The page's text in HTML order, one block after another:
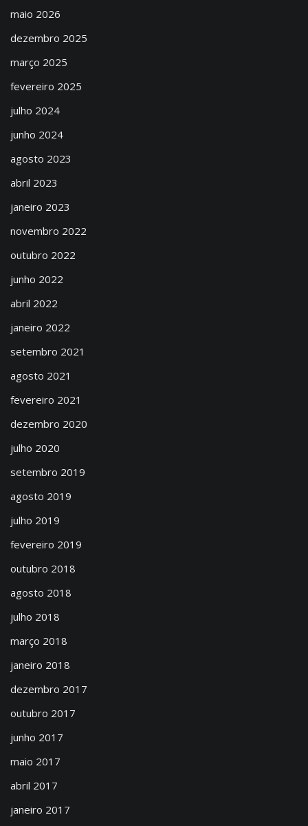
maio 2026
dezembro 2025
março 2025
fevereiro 2025
julho 2024
junho 2024
agosto 2023
abril 2023
janeiro 2023
novembro 2022
outubro 2022
junho 2022
abril 2022
janeiro 2022
setembro 2021
agosto 2021
fevereiro 2021
dezembro 2020
julho 2020
setembro 2019
agosto 2019
julho 2019
fevereiro 2019
outubro 2018
agosto 2018
julho 2018
março 2018
janeiro 2018
dezembro 2017
outubro 2017
junho 2017
maio 2017
abril 2017
janeiro 2017